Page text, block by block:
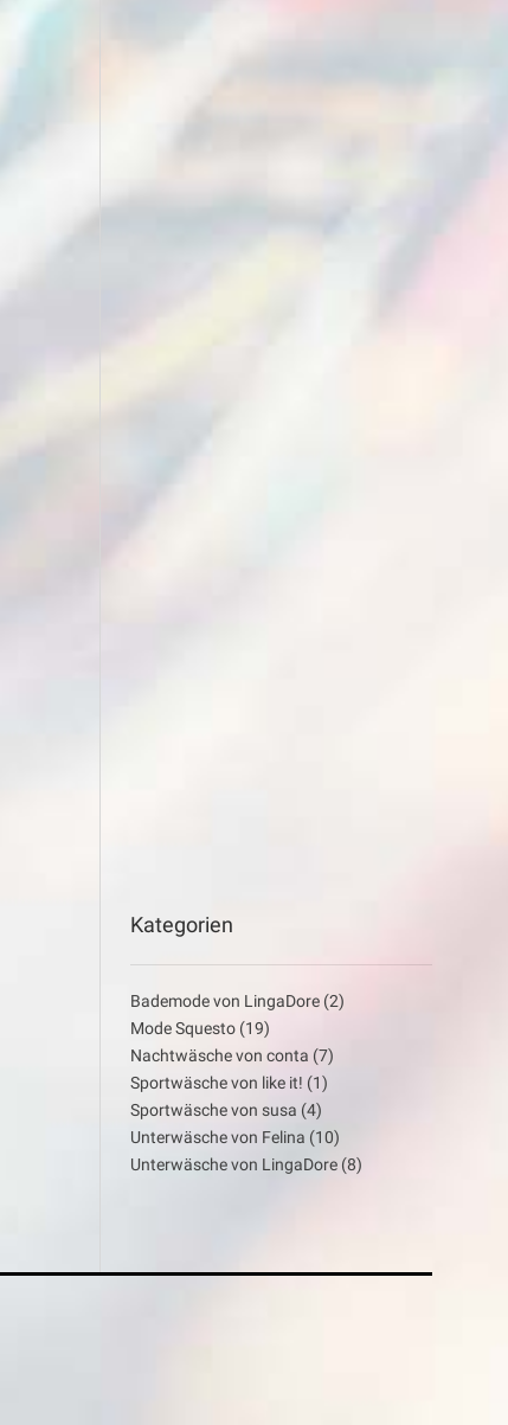
Kategorien
Bademode von LingaDore (2)
Mode Squesto (19)
Nachtwäsche von conta (7)
Sportwäsche von like it! (1)
Sportwäsche von susa (4)
Unterwäsche von Felina (10)
Unterwäsche von LingaDore (8)